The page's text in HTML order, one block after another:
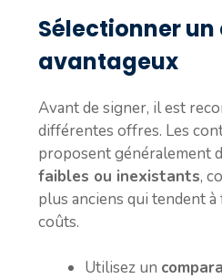
Sélectionner
avantageux
Avant de signer, il est
différentes offres. Les
proposent généralement
faibles ou inexistants,
plus anciens qui tendent
coûts.
Utilisez un